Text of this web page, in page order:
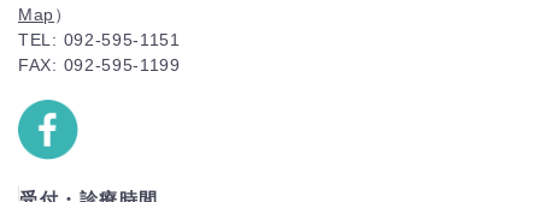
Map）
TEL: 092-595-1151
FAX: 092-595-1199